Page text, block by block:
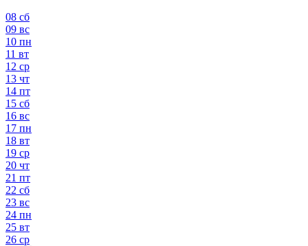
08 сб
09 вс
10 пн
11 вт
12 ср
13 чт
14 пт
15 сб
16 вс
17 пн
18 вт
19 ср
20 чт
21 пт
22 сб
23 вс
24 пн
25 вт
26 ср